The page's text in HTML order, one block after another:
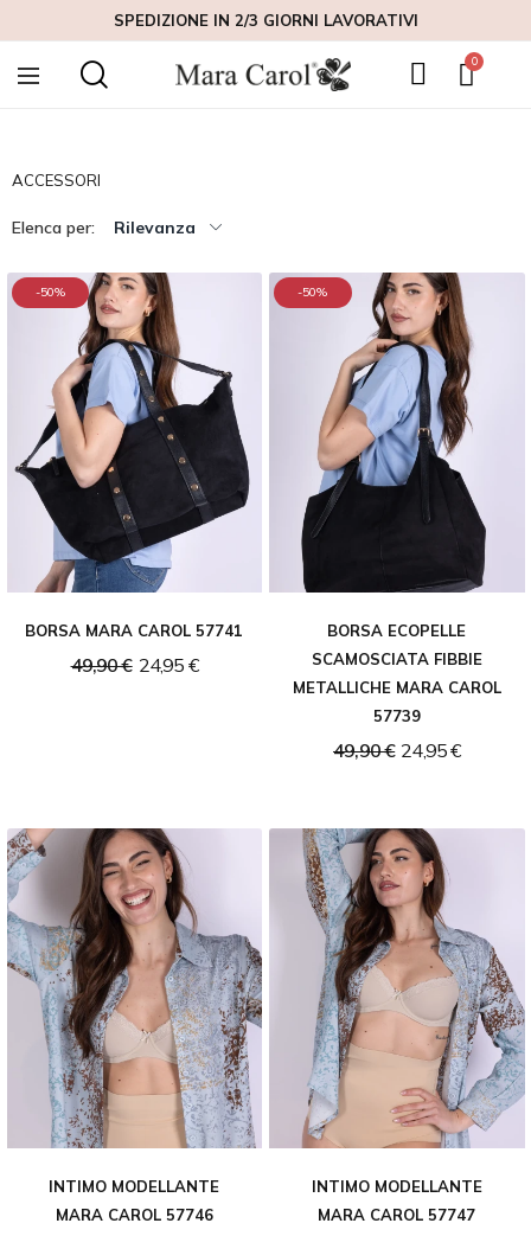
SPEDIZIONE IN 2/3 GIORNI LAVORATIVI
ACCESSORI
Elenca per: Rilevanza
-50%
BORSA MARA CAROL 57741
49,90 € 24,95 €
-50%
BORSA ECOPELLE
SCAMOSCIATA FIBBIE
METALLICHE MARA CAROL
57739
49,90 € 24,95 €
INTIMO MODELLANTE
MARA CAROL 57746
INTIMO MODELLANTE
MARA CAROL 57747